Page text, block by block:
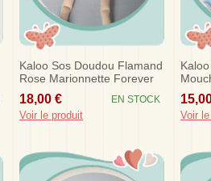
Kaloo Sos Doudou Flamand
Rose Marionnette Forever
18,00 € EN STOCK
Voir le produit Voir